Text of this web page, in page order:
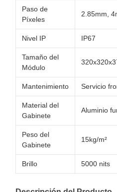
Paso de
Píxeles
2.85mm,
Nivel IP IP67
Tamaño del
Módulo
Mantenimiento Servicio
Material del
Gabinete
Aluminio
Peso del
Gabinete
15kg/m²
Brillo 5000 nits